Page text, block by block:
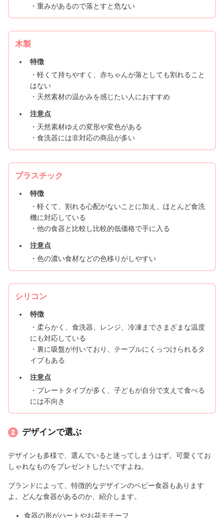
・重みがあるので落とすと危ない
木製
特徴
・軽くて持ちやすく、赤ちゃんが落としても割れること
はない
・天然素材の温かみを感じたい人におすすめ
注意点
・天然素材ゆえの変形や変色がある
・食洗器には非対応の商品が多い
プラスチック
特徴
・軽くて、割れる心配がないことに加え、ほとんど食洗
機に対応している
・他の食器と比較し比較的低価格で手に入る
注意点
・色の濃い食材などの色移りがしやすい
シリコン
特徴
・柔らかく、食洗器、レンジ、冷凍までさまざまな温度
にも対応している
・裏に吸盤が付いており、テーブルにくっつけられるタ
イプもある
注意点
・プレートタイプが多く、子どもが自分で支えて食べる
には不向き
デザインで選ぶ
デザインも多様で、選んでいると迷ってしまうはず。可愛くてお
しゃれなものをプレゼントしたいですよね。
ブランドによって、特徴的なデザインのベビー食器もあります
よ。どんな食器があるのか、紹介します。
食器の形がハートやお花モチーフ